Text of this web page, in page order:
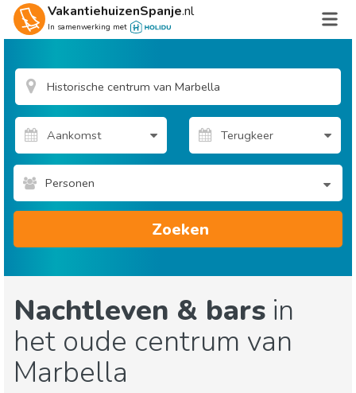
VakantiehuizenSpanje.nl
In samenwerking met
Personen
Zoeken
Nachtleven & bars in
het oude centrum van
Marbella